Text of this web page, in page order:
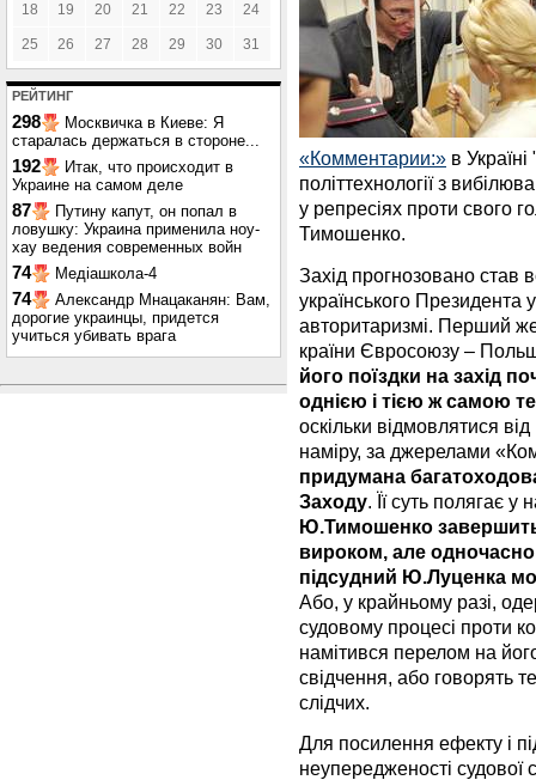
18 19 20 21 22 23 24
25 26 27 28 29 30 31
РЕЙТИНГ
298
Москвичка в Киеве: Я
старалась держаться в стороне...
192
Итак, что происходит в
Украине на самом деле
87
Путину капут, он попал в
ловушку: Украина применила ноу-
хау ведения современных войн
74 Медіашкола-4
74
Александр Мнацаканян: Вам,
дорогие украинцы, придется
учиться убивать врага
«Комментарии:» в
політтехнології з
у репресіях проти свого
Тимошенко.
Захід прогнозовано став
українського Президента
авторитаризмі. Перший
країни Євросоюзу –
його поїздки на захід
однією і тією ж самою
оскільки відмовлятися
наміру, за джерелами
придумана
Заходу. Її суть полягає у
Ю.Тимошенко
вироком, але
підсудний Ю.Луценка
Або, у крайньому разі,
судовому процесі проти
намітився перелом на
свідчення, або говорять
слідчих.
Для посилення ефекту і
неупередженості судової